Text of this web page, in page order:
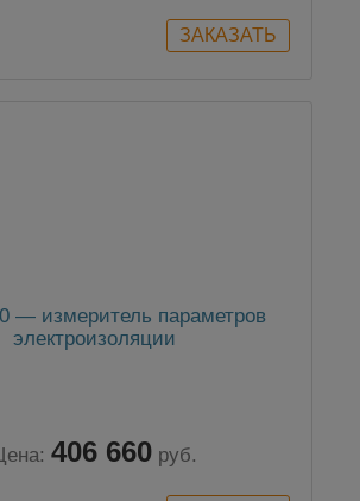
— измеритель параметров
электроизоляции
406 660 руб.